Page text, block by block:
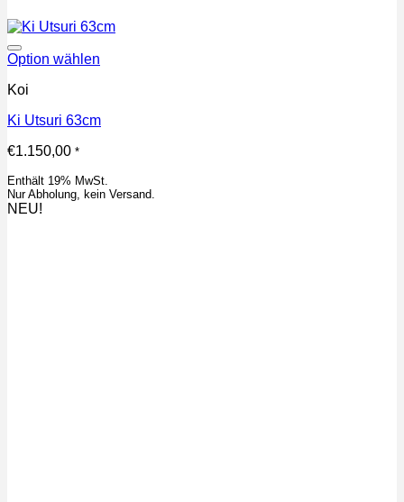
Option wählen
Koi
Ki Utsuri 63cm
€1.150,00 *
Enthält 19% MwSt.
Nur Abholung, kein Versand.
NEU!